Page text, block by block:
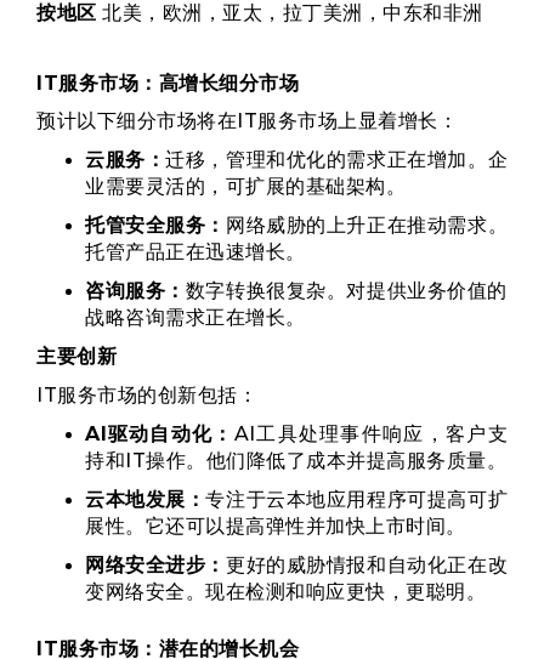
按地区 北美，欧洲，亚太，拉丁美洲，中东和非洲
IT服务市场：高增长细分市场
预计以下细分市场将在IT服务市场上显着增长：
云服务：迁移，管理和优化的需求正在增加。企
业需要灵活的，可扩展的基础架构。
托管安全服务： 网络威胁的上升正在推动需求。
托管产品正在迅速增长。
咨询服务： 数字转换很复杂。对提供业务价值的
战略咨询需求正在增长。
主要创新
IT服务市场的创新包括：
AI驱动自动化： AI工具处理事件响应，客户支
持和IT操作。他们降低了成本并提高服务质量。
云本地发展：专注于云本地应用程序可提高可扩
展性。它还可以提高弹性并加快上市时间。
网络安全进步：更好的威胁情报和自动化正在改
变网络安全。现在检测和响应更快，更聪明。
IT服务市场：潜在的增长机会